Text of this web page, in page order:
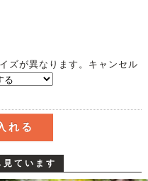
ズが異なります。キャンセル
ています